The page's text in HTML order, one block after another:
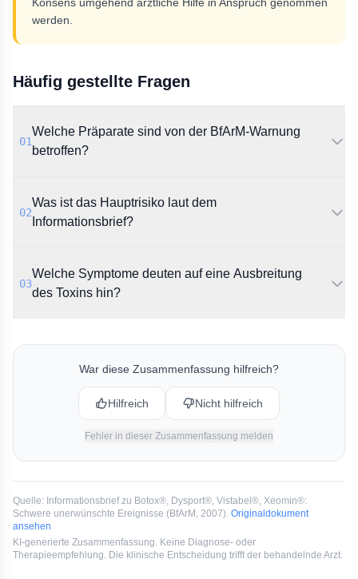
werden.
Häufig gestellte Fragen
01
Welche Präparate sind von der BfArM-Warnung
betroffen?
Botulinumtoxin-Präparate Botox®, Dysport®,
Vistabel® und Xeomin®.
02
Was ist das Hauptrisiko laut dem
Informationsbrief?
Ereignissen, die durch die Ausbreitung des Toxins von
der Injektionsstelle an entfernte Körperregionen
03
Welche Symptome deuten auf eine Ausbreitung
des Toxins hin?
Botulismus-ähnliche Symptome äußern. Dazu zählen
generalisierte Muskelschwäche, Schluckbeschwerden,
War diese Zusammenfassung hilfreich?
Hilfreich Nicht hilfreich
Fehler in dieser Zusammenfassung melden
Quelle: Informationsbrief zu Botox®, Dysport®, Vistabel®, Xeomin®:
Schwere unerwünschte Ereignisse (BfArM , 2007). Originaldokument
ansehen
KI-generierte Zusammenfassung. Keine Diagnose- oder
Therapieempfehlung. Die klinische Entscheidung trifft der behandelnde Arzt.